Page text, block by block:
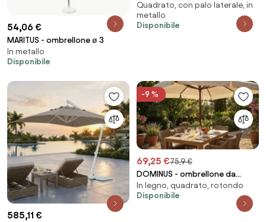
54,06 €
MARITUS - ombrellone ø 3
In metallo
Disponibile
decentrato in alluminio
Quadrato, con palo laterale, in
metallo
Disponibile
585,11 €
-9 %
69,25 €75,9 €
DOMINUS - ombrellone da
giardino palo centrale in legno
2 x 3 m
In legno, quadrato, rotondo
Disponibile